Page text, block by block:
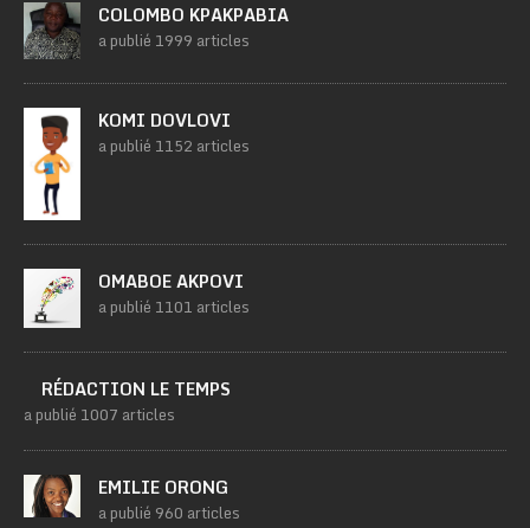
COLOMBO KPAKPABIA
a publié 1999 articles
KOMI DOVLOVI
a publié 1152 articles
OMABOE AKPOVI
a publié 1101 articles
RÉDACTION LE TEMPS
a publié 1007 articles
EMILIE ORONG
a publié 960 articles